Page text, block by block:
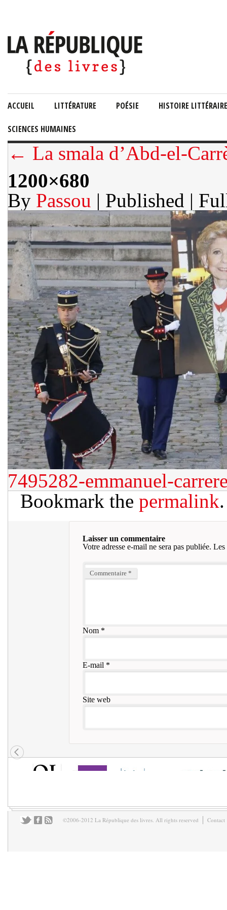
ACCUEIL LITTÉRATURE POÉSIE HISTOIRE LITTÉRAIRE
SCIENCES HUMAINES
← La smala d’Abd-el-
1200×680
By Passou | Published |
7495282-emmanuel-
Bookmark the permalink.
Laisser un commentaire
Votre adresse e-mail ne sera pas publiée. Les
Commentaire *
Nom*
E-mail *
Site web
©2006-2012 La République des livres. All rights reserved Contact